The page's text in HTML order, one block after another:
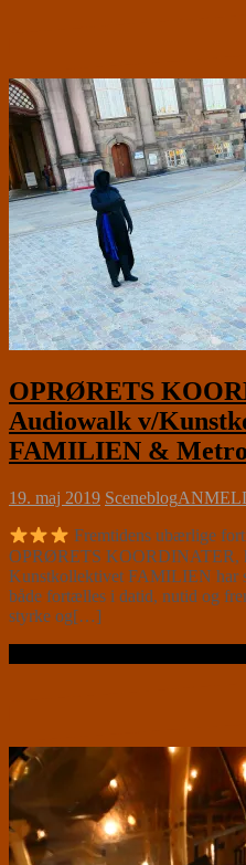
OPRØRETS
Audiowalk v/
FAMILIEN &
19. maj 2019 Sceneblog
Fremtidens ubærlige
OPRØRETS KOORDINATER,
Kunstkollektivet FAMILIEN har
både fortælles i datid, nutid og
styrke og[…]